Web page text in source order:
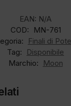
EAN: N/A
COD:
MN-761
Finali di
Tag:
Disponibile
Marchio:
Moon